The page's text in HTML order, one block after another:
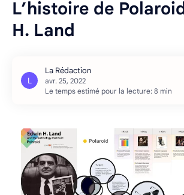
L’histoire de
H. Land
Le temps estimé pour la lecture: 8 min